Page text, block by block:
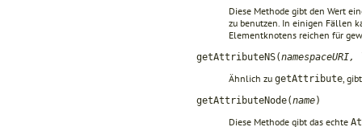
Diese Methode gibt den Wert
zu benutzen. In einigen Fällen
Elementknotens reichen für
getAttributeNS(namespaceURI,
Ähnlich zu getAttribute,
getAttributeNode(name)
Diese Methode gibt das echte